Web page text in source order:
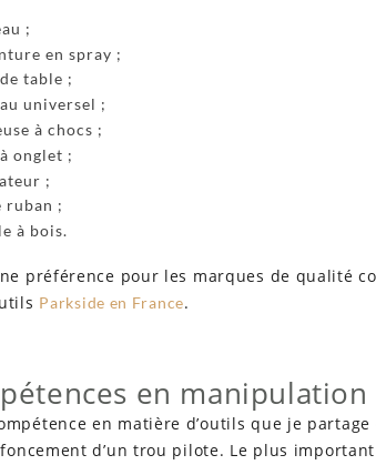
;
en spray ;
table ;
universel ;
à chocs ;
onglet ;
;
ruban ;
à bois.
préférence pour les marques de qualité
Parkside en France.
en
en matière d’outils que je
d’un trou pilote. Le plus